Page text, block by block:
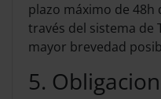
plazo máximo de 48h
través del sistema de
mayor brevedad
5.